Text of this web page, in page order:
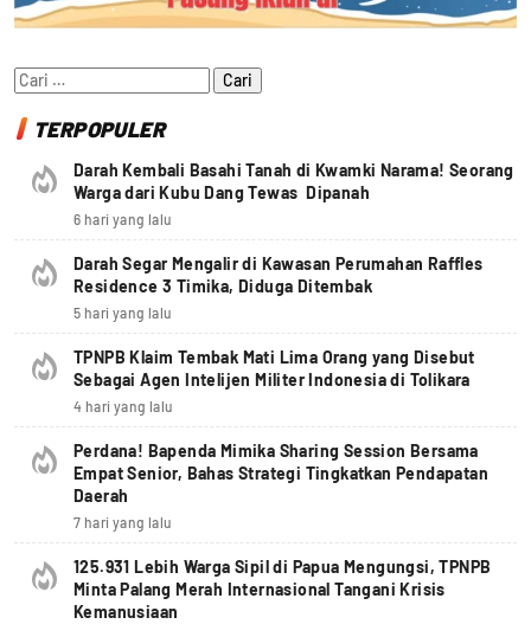
Cari
untuk:
TERPOPULER
Darah Kembali Basahi Tanah di Kwamki Narama! Seorang
Warga dari Kubu Dang Tewas Dipanah
6 hari yang lalu
Darah Segar Mengalir di Kawasan Perumahan Raffles
Residence 3 Timika, Diduga Ditembak
5 hari yang lalu
TPNPB Klaim Tembak Mati Lima Orang yang Disebut
Sebagai Agen Intelijen Militer Indonesia di Tolikara
4 hari yang lalu
Perdana! Bapenda Mimika Sharing Session Bersama
Empat Senior, Bahas Strategi Tingkatkan Pendapatan
Daerah
7 hari yang lalu
125.931 Lebih Warga Sipil di Papua Mengungsi, TPNPB
Minta Palang Merah Internasional Tangani Krisis
Kemanusiaan